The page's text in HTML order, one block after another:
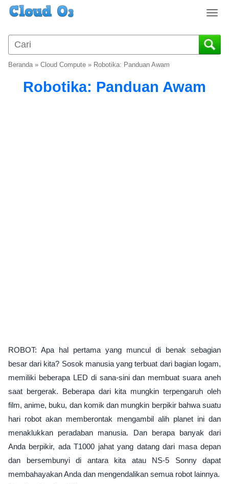
T
g
g
Beranda» Cloud Compute » Robotika: Panduan Awam
Robotika: Panduan Awam
ROBOT: Apa hal pertama yang muncul di benak sebagian
besar dari kita? Sosok manusia yang terbuat dari bagian logam,
memiliki beberapa LED di sana-sini dan membuat suara aneh
saat bergerak. Beberapa dari kita mungkin terpengaruh oleh
film, anime, buku, dan komik dan mungkin berpikir bahwa suatu
hari robot akan memberontak mengambil alih planet ini dan
menaklukkan peradaban manusia. Dan berapa banyak dari
Anda berpikir, ada T1000 jahat yang datang dari masa depan
dan bersembunyi di antara kita atau NS-5 Sonny dapat
membahayakan Anda dan mengendalikan semua robot lainnya.